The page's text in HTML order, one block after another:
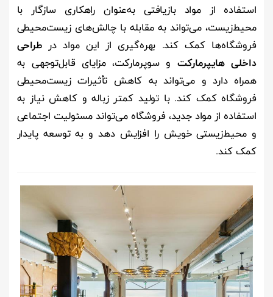
استفاده از مواد بازیافتی به‌عنوان راهکاری سازگار با
محیط‌زیست، می‌تواند به مقابله با چالش‌های زیست‌محیطی
فروشگاه‌ها کمک کند. بهره‌گیری از این مواد در طراحی
داخلی هایپرمارکت و سوپرمارکت، مزایای قابل‌توجهی به
همراه دارد و می‌تواند به کاهش تأثیرات زیست‌محیطی
فروشگاه کمک کند. با تولید کمتر زباله و کاهش نیاز به
استفاده از مواد جدید، فروشگاه می‌تواند مسئولیت اجتماعی
و محیط‌زیستی خویش را افزایش دهد و به توسعه پایدار
کمک کند.